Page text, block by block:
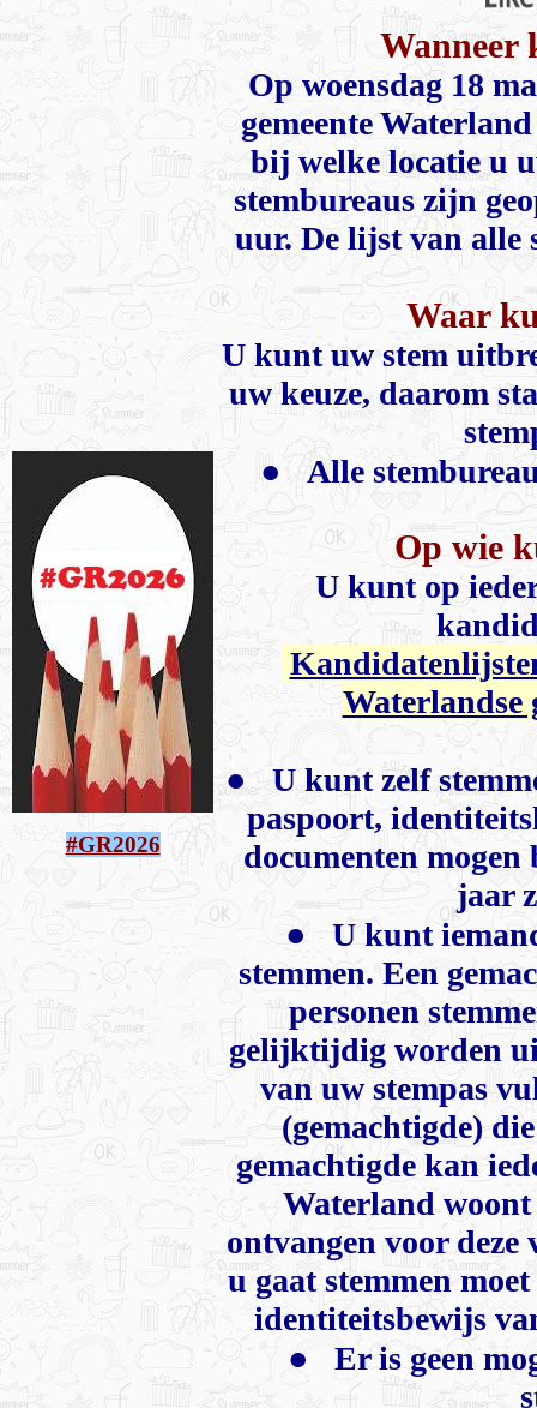
#GR2026
Wanneer
Op woensdag 18
gemeente
bij welke locatie u
stembureaus zijn
uur. De lijst van alle
Waar
U kunt uw stem
uw keuze, daarom
● Alle
Op wie
U kunt op
Waterlandse
●
U kunt zelf
paspoort,
documenten
jaar
●
U kunt
stemmen. Een
personen
gelijktijdig worden
van uw stempas
(gemachtigde)
gemachtigde kan
Waterland woont
ontvangen voor deze
u gaat stemmen
identiteitsbewijs
●
Er is geen